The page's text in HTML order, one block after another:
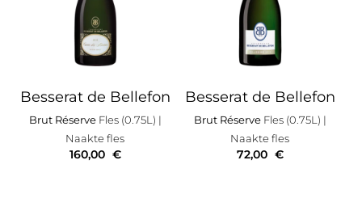
Besserat de Bellefon
Brut Réserve Fles (0.75L) |
Naakte fles
160,00 €
Besserat de Bellefon
Brut Réserve Fles (0.75L) |
Naakte fles
72,00 €